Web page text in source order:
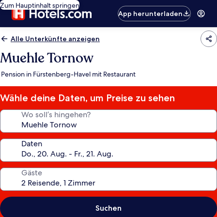
Zum Hauptinhalt springen
App herunterladen
Alle Unterkünfte anzeigen
Muehle Tornow
Pension in Fürstenberg-Havel mit Restaurant
Wähle deine Daten, um Preise zu sehen
Wo soll’s hingehen?
Daten
Gäste
Suchen